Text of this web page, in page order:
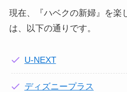
現在、『ハベクの新婦』を楽
は、以下の通りです。
U-NEXT
ディズニープラス